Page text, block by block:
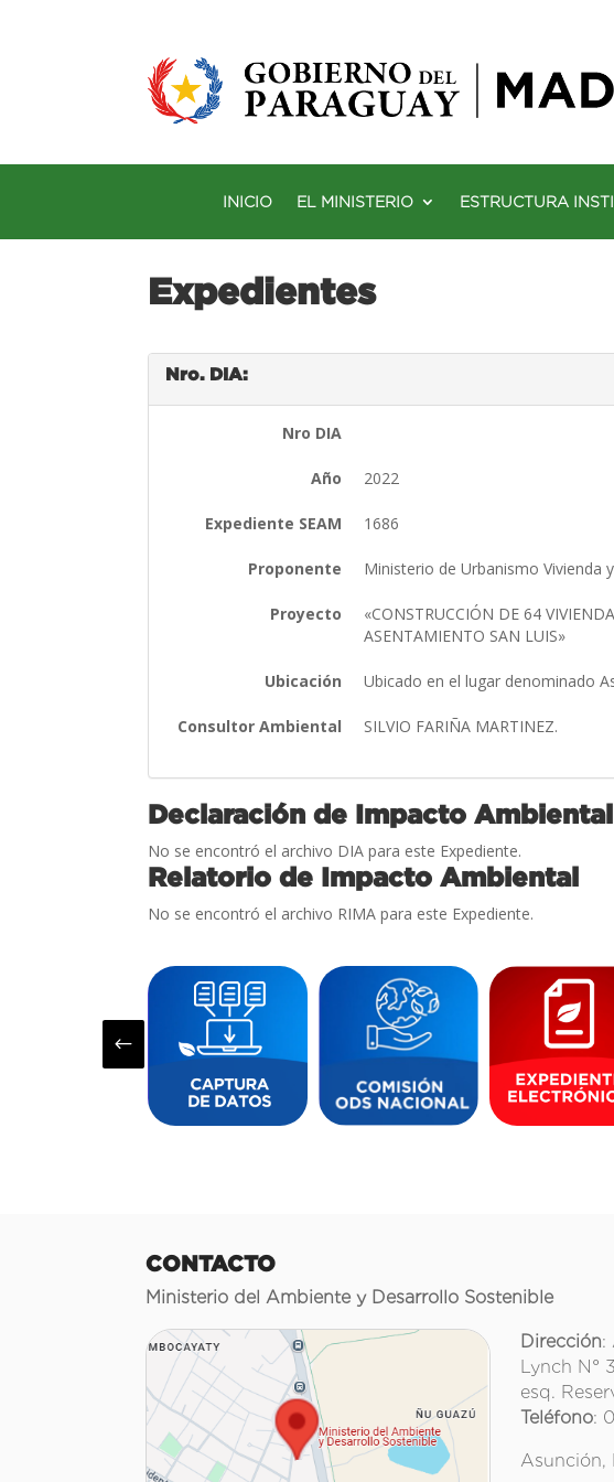
INICIO EL MINISTERIO ESTRUCTURA
Expedientes
Nro. DIA:
Nro DIA
Año 2022
Expediente SEAM 1686
Proponente Ministerio de Urbanismo Vivienda
Proyecto
«CONSTRUCCIÓN DE 64
ASENTAMIENTO SAN LUIS»
Ubicación Ubicado en el lugar denominado
Consultor Ambiental SILVIO FARIÑA MARTINEZ.
Declaración de Impacto Ambiental
No se encontró el archivo DIA para este Expediente.
Relatorio de Impacto Ambiental
No se encontró el archivo RIMA para este Expediente.
#
CONTACTO
Ministerio del Ambiente y Desarrollo Sostenible
Dirección:
Lynch N°
esq.
Teléfono:
Asunción,